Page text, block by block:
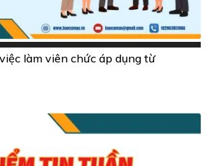
làm viên chức áp dụng từ